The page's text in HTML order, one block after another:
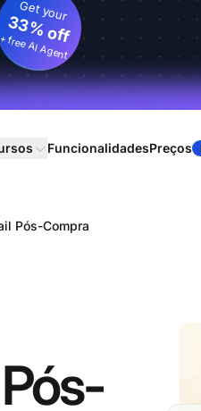
Get your
33% off
free AI Agent
FuncionalidadesPreços
Pós-Compra